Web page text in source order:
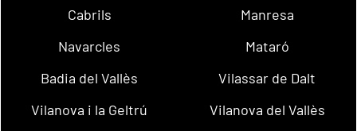
Cabrils
Manresa
Navarcles
Mataró
Badia del Vallès
Vilassar de Dalt
Vilanova i la Geltrú
Vilanova del Vallès